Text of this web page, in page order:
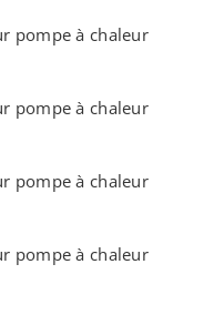
pompe à chaleur
pompe à chaleur
pompe à chaleur
pompe à chaleur